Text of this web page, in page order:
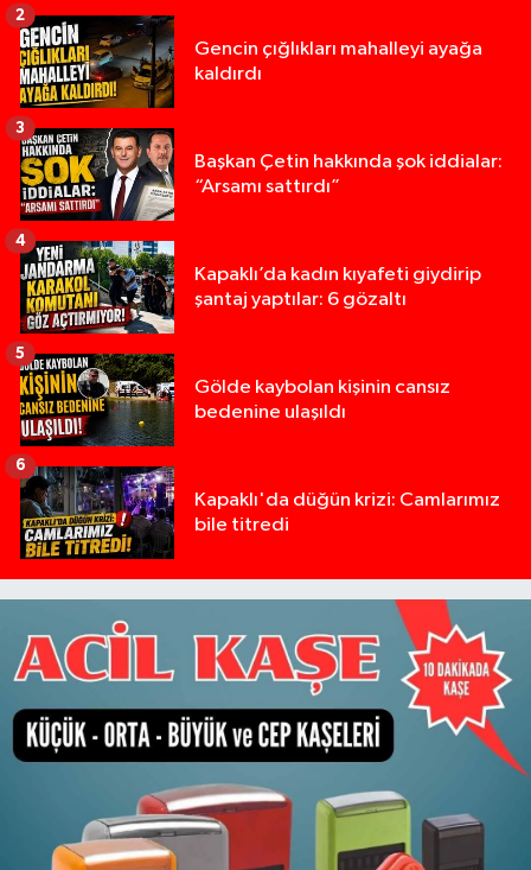
Gencin çığlıkları mahalleyi ayağa
kaldırdı
2
Başkan Çetin hakkında şok iddialar:
“Arsamı sattırdı”
3
Kapaklı’da kadın kıyafeti giydirip
şantaj yaptılar: 6 gözaltı
4
Gölde kaybolan kişinin cansız
bedenine ulaşıldı
5
Kapaklı'da düğün krizi: Camlarımız
bile titredi
6